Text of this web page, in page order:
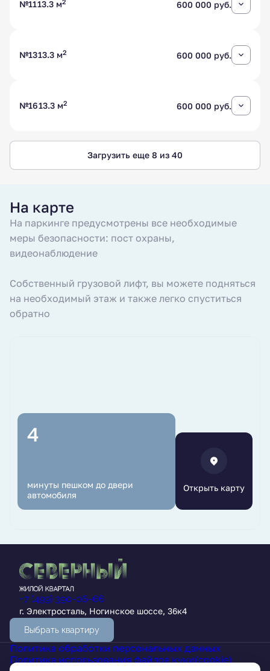
№1113.3 м2 600 000 руб.
№1313.3 м2 600 000 руб.
№1613.3 м2 600 000 руб.
Загрузить еще 8 из 40
На карте
На паркинге предусмотрены все необходимые
меры безопасности: пост охраны,
видеонаблюдение
Собственный грузовой лифт, вы можете подняться
на необходимый этаж и также легко спуститься
обратно
4
минуты пешком до двери
автомобиля
Открыть карту
+7 (499) 390-06-66
г. Электросталь, Ногинское шоссе, 36к4
Выбрать квартиру
Политика обработки персональных данных
Политика использования файлов куки(cookie)